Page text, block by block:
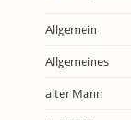
Allgemein
Allgemeines
alter Mann